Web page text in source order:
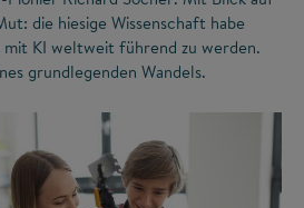
die hiesige Wissenschaft habe
mit KI weltweit führend zu werden.
grundlegenden Wandels.